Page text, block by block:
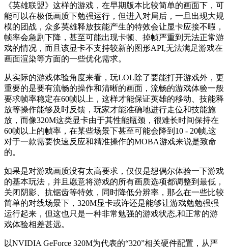
《英雄联盟》这样的游戏，在早期版本比较简单的画面下，可
能可以在极低画质下勉强运行，但进入对局后，一旦出现大规
模的团战，众多英雄释放技能产生的特效会让显卡应接不暇，
帧率会急剧下降，甚至可能出现卡顿、掉帧严重到无法正常游
戏的情况，而且该显卡不支持较新的图形API,无法满足游戏在
画面渲染等方面的一些优化需求。
从实际的游戏体验角度来看，玩LOL除了要能打开游戏外，更
重要的是要有流畅的操作和清晰的画面，流畅的游戏体验一般
要求帧率稳定在60帧以上，这样才能保证英雄的移动、技能释
放等操作能够及时反馈，玩家才能准确地进行走位和技能施
放，而像320M这类显卡由于其性能瓶颈，很难长时间保持在
60帧以上的帧率，在某些场景下甚至可能会降到10 - 20帧,这
对于一款需要快速反应和精准操作的MOBA游戏来说是致命
的。
如果是对游戏画质没有太高要求，仅仅是想偶尔体验一下游戏
的基本玩法，并且愿意将游戏的所有画质选项都调整到最低，
关闭阴影、抗锯齿等特效，同时降低分辨率，那么在一些比较
简单的对线场景下，320M显卡或许还是能够让游戏勉勉强强
运行起来，但这也只是一种非常勉强的游戏状态,和正常的游
戏体验相差甚远。
以NVIDIA GeForce 320M为代表的“320”相关硬件配置，从严